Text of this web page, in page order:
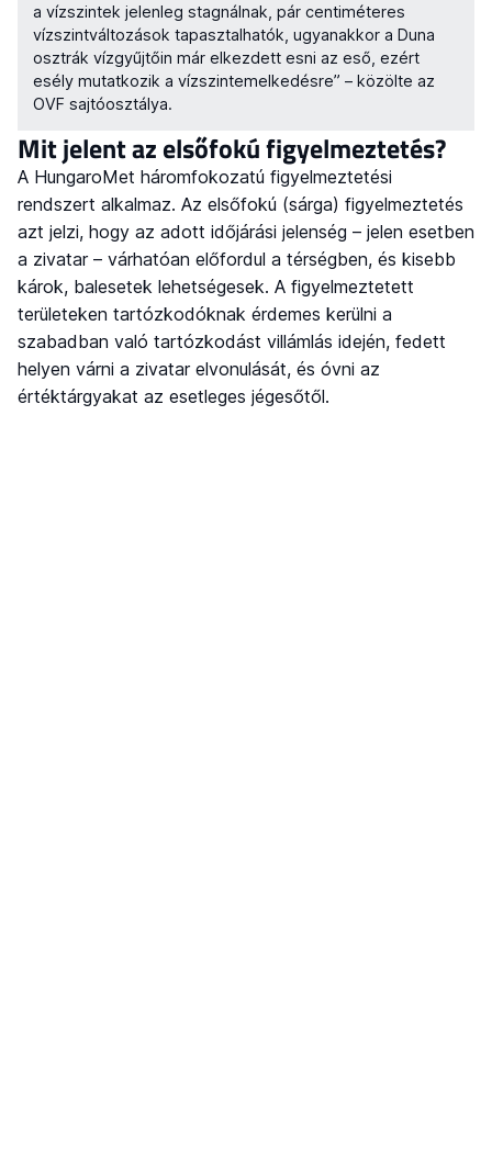
a vízszintek jelenleg stagnálnak, pár centiméteres
vízszintváltozások tapasztalhatók, ugyanakkor a Duna
osztrák vízgyűjtőin már elkezdett esni az eső, ezért
esély mutatkozik a vízszintemelkedésre” – közölte az
OVF sajtóosztálya.
Mit jelent az elsőfokú figyelmeztetés?
A HungaroMet háromfokozatú figyelmeztetési
rendszert alkalmaz. Az elsőfokú (sárga) figyelmeztetés
azt jelzi, hogy az adott időjárási jelenség – jelen esetben
a zivatar – várhatóan előfordul a térségben, és kisebb
károk, balesetek lehetségesek. A figyelmeztetett
területeken tartózkodóknak érdemes kerülni a
szabadban való tartózkodást villámlás idején, fedett
helyen várni a zivatar elvonulását, és óvni az
értéktárgyakat az esetleges jégesőtől.